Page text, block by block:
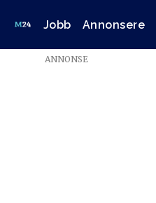
Jobb Annonsere
ANNONSE